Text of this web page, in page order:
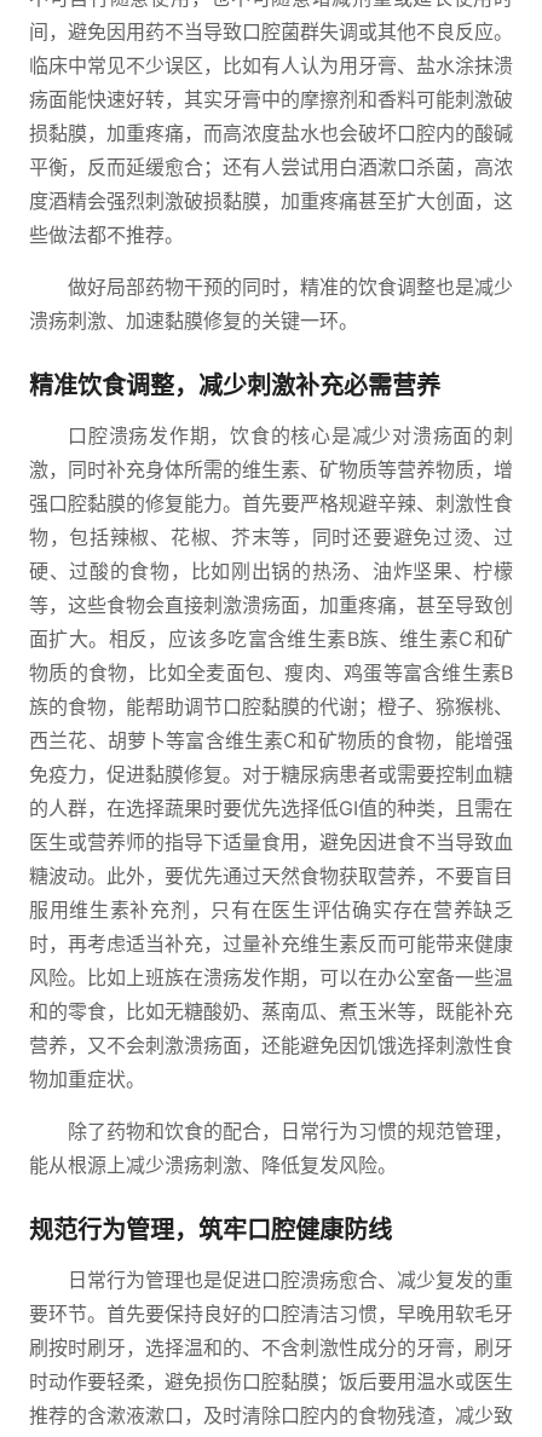
间，避免因用药不当导致口腔菌群失调或其他不良反应。
临床中常见不少误区，比如有人认为用牙膏、盐水涂抹溃
疡面能快速好转，其实牙膏中的摩擦剂和香料可能刺激破
损黏膜，加重疼痛，而高浓度盐水也会破坏口腔内的酸碱
平衡，反而延缓愈合；还有人尝试用白酒漱口杀菌，高浓
度酒精会强烈刺激破损黏膜，加重疼痛甚至扩大创面，这
些做法都不推荐。
做好局部药物干预的同时，精准的饮食调整也是减少
溃疡刺激、加速黏膜修复的关键一环。
精准饮食调整，减少刺激补充必需营养
口腔溃疡发作期，饮食的核心是减少对溃疡面的刺
激，同时补充身体所需的维生素、矿物质等营养物质，增
强口腔黏膜的修复能力。首先要严格规避辛辣、刺激性食
物，包括辣椒、花椒、芥末等，同时还要避免过烫、过
硬、过酸的食物，比如刚出锅的热汤、油炸坚果、柠檬
等，这些食物会直接刺激溃疡面，加重疼痛，甚至导致创
面扩大。相反，应该多吃富含维生素B族、维生素C和矿
物质的食物，比如全麦面包、瘦肉、鸡蛋等富含维生素B
族的食物，能帮助调节口腔黏膜的代谢；橙子、猕猴桃、
西兰花、胡萝卜等富含维生素C和矿物质的食物，能增强
免疫力，促进黏膜修复。对于糖尿病患者或需要控制血糖
的人群，在选择蔬果时要优先选择低GI值的种类，且需在
医生或营养师的指导下适量食用，避免因进食不当导致血
糖波动。此外，要优先通过天然食物获取营养，不要盲目
服用维生素补充剂，只有在医生评估确实存在营养缺乏
时，再考虑适当补充，过量补充维生素反而可能带来健康
风险。比如上班族在溃疡发作期，可以在办公室备一些温
和的零食，比如无糖酸奶、蒸南瓜、煮玉米等，既能补充
营养，又不会刺激溃疡面，还能避免因饥饿选择刺激性食
物加重症状。
除了药物和饮食的配合，日常行为习惯的规范管理，
能从根源上减少溃疡刺激、降低复发风险。
规范行为管理，筑牢口腔健康防线
日常行为管理也是促进口腔溃疡愈合、减少复发的重
要环节。首先要保持良好的口腔清洁习惯，早晚用软毛牙
刷按时刷牙，选择温和的、不含刺激性成分的牙膏，刷牙
时动作要轻柔，避免损伤口腔黏膜；饭后要用温水或医生
推荐的含漱液漱口，及时清除口腔内的食物残渣，减少致